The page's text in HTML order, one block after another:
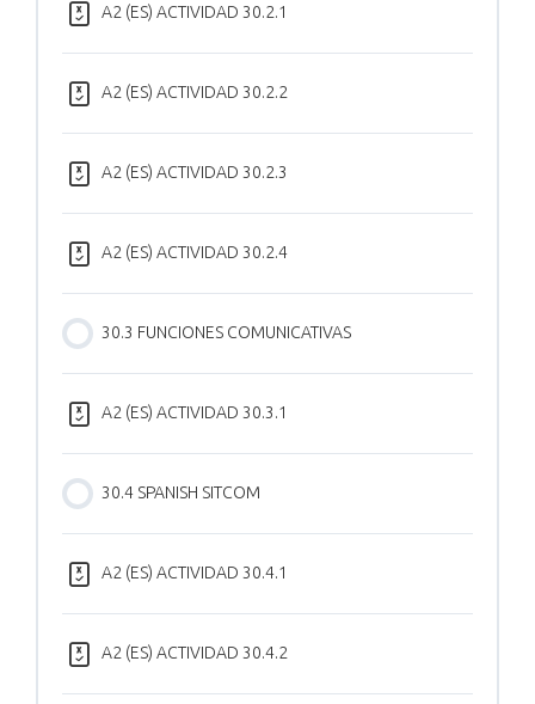
A2 (ES) ACTIVIDAD 30.2.1
A2 (ES) ACTIVIDAD 30.2.2
A2 (ES) ACTIVIDAD 30.2.3
A2 (ES) ACTIVIDAD 30.2.4
30.3 FUNCIONES COMUNICATIVAS
A2 (ES) ACTIVIDAD 30.3.1
30.4 SPANISH SITCOM
A2 (ES) ACTIVIDAD 30.4.1
A2 (ES) ACTIVIDAD 30.4.2